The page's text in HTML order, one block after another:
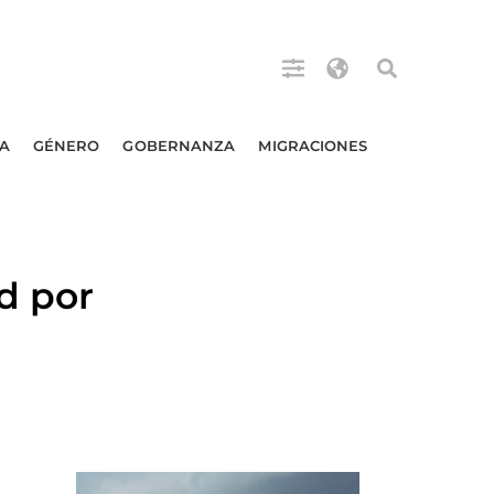
GÉNERO GOBERNANZA MIGRACIONES
por